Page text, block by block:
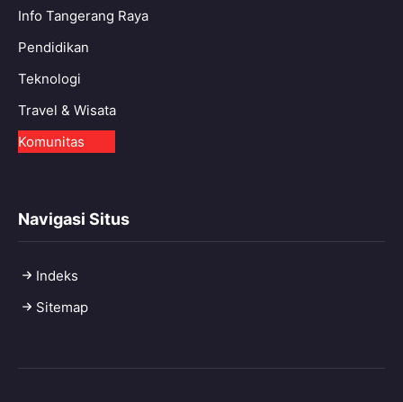
Info Tangerang Raya
Pendidikan
Teknologi
Travel & Wisata
Komunitas
Navigasi Situs
Indeks
Sitemap